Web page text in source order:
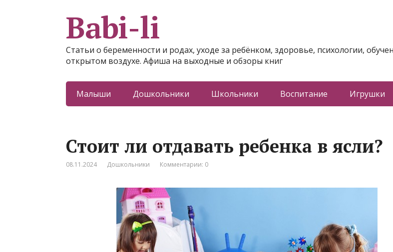
Babi-li
Статьи о беременности и родах, уходе за ребёнком, здоровье, психологии,
открытом воздухе. Афиша на выходные и обзоры книг
Малыши Дошкольники Школьники Воспитание Игрушки
Стоит ли отдавать ребенка в ясли?
08.11.2024 Дошкольники Комментарии: 0